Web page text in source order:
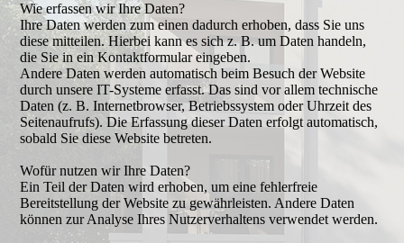
Wie erfassen wir Ihre Daten?
Ihre Daten werden zum einen dadurch erhoben, dass Sie uns
diese mitteilen. Hierbei kann es sich z. B. um Daten handeln,
die Sie in ein Kontaktformular eingeben.
Andere Daten werden automatisch beim Besuch der Website
durch unsere IT-Systeme erfasst. Das sind vor allem technische
Daten (z. B. Internetbrowser, Betriebssystem oder Uhrzeit des
Seitenaufrufs). Die Erfassung dieser Daten erfolgt automatisch,
sobald Sie diese Website betreten.
Wofür nutzen wir Ihre Daten?
Ein Teil der Daten wird erhoben, um eine fehlerfreie
Bereitstellung der Website zu gewährleisten. Andere Daten
können zur Analyse Ihres Nutzerverhaltens verwendet werden.